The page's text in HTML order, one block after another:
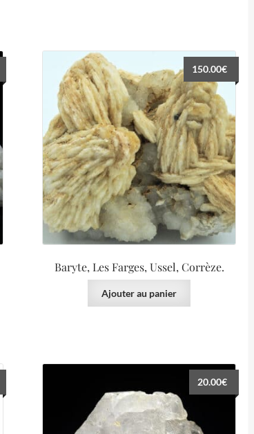
Baryte, Les Farges, Ussel, Corrèze.
150.00€
Ajouter au panier
20.00€